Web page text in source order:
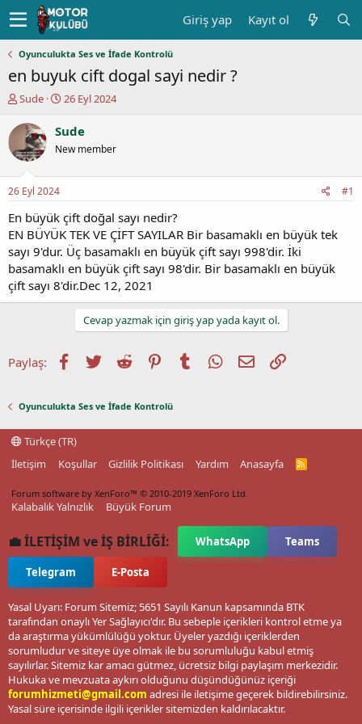
Giriş yap Kayıt ol
Oyunculukta Ses ve İfade Kontrolü
en buyuk cift dogal sayi nedir ?
K
n
y
b
a
ş
a
t
a
n
Sude
B
ş
a
ç
t
a
i
h
i
26 Eyl 2024
Sude
New member
26 Eyl 2024 #1
En büyük çift doğal sayı nedir?
EN BÜYÜK TEK VE ÇİFT SAYILAR Bir basamaklı en büyük tek
sayı 9'dur. Üç basamaklı en büyük çift sayı 998'dir. İki
basamaklı en büyük çift sayı 98'dir. Bir basamaklı en büyük
çift sayı 8'dir.Dec 12, 2021
Cevap yazmak için giriş yap yada kayıt ol.
Paylaş: Facebook
TwitterReddit PinterestTumblrWhatsApp
E-postaLink
Oyunculukta Ses ve İfade Kontrolü
Türkçe (TR)
İletişim
Koşullar Gizlilik Politikası Yardım Anasayfa
R
Forum software by XenForo™ © 2010-2019 XenForo Ltd.
Kalabalık Yalnızlık Büyük Forum
💼 İLETİŞİM ve İŞ BİRLİĞİ: WhatsApp Teams
Telegram E-Posta
Yasal Uyarı: Forum Sitemiz; 5651 Sayılı Kanun kapsamında BTK
tarafından onaylı Yer Sağlayıcı'dır. Bu sebeple içerikleri kontrol etme ya
da araştırma yükümlülüğü yoktur. Üyeler yazdığı içeriklerden
sorumludur ve siteye üye olmak ile bu sorumluluğu kabul etmiş
sayılırlar. Sitemiz kar amacı gütmez, ücretsiz bilgi paylaşım merkezidir.
Hukuka ve mevzuata aykırı olduğunu düşündüğünüz içeriği
forumhizmeti@gmail.com adresi ile iletişime geçerek bildirebilirsiniz.
Yasal süre içerisinde ilgili içerikler sitemizden kaldırılacaktır.